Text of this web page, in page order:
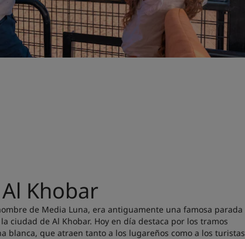
Khobar
de Media Luna, era antiguamente una famosa parada
ciudad de Al Khobar. Hoy en día destaca por los tramos
blanca, que atraen tanto a los lugareños como a los turistas